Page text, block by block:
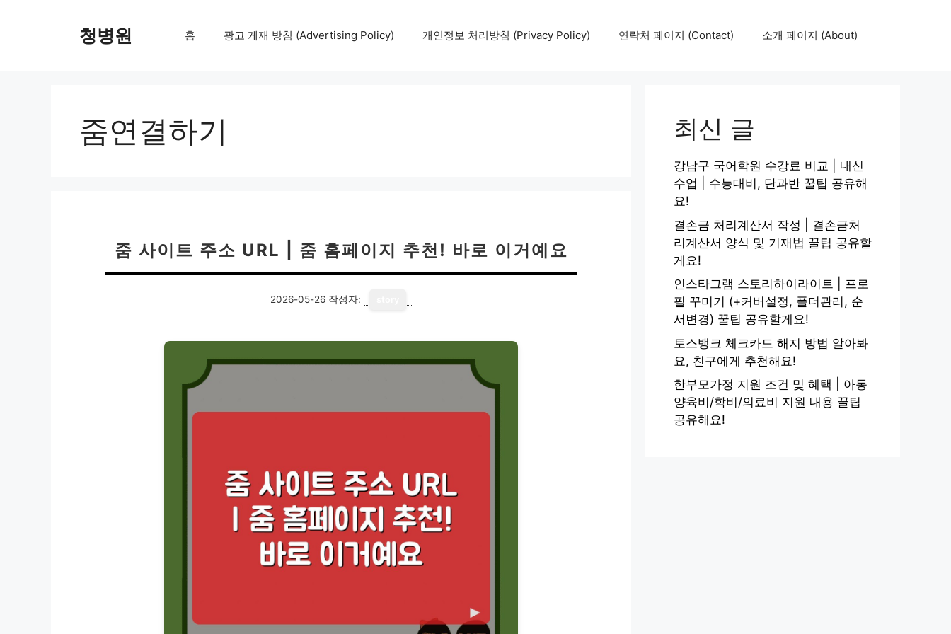
청병원 홈 광고 게재 방침 (Advertising Policy) 개인정보 처리방침 (Privacy Policy) 연락처 페이지 (Contact) 소개 페이지 (About)
줌연결하기
줌 사이트 주소 URL | 줌 홈페이지 추천! 바로 이거예요
2026-05-26 작성자:
최신 글
강남구 국어학원 수강료 비교 | 내신
수업 | 수능대비, 단과반 꿀팁 공유해
요!
결손금 처리계산서 작성 | 결손금처
리계산서 양식 및 기재법 꿀팁 공유할
게요!
인스타그램 스토리하이라이트 | 프로
필 꾸미기 (+커버설정, 폴더관리, 순
서변경) 꿀팁 공유할게요!
토스뱅크 체크카드 해지 방법 알아봐
요, 친구에게 추천해요!
한부모가정 지원 조건 및 혜택 | 아동
양육비/학비/의료비 지원 내용 꿀팁
공유해요!